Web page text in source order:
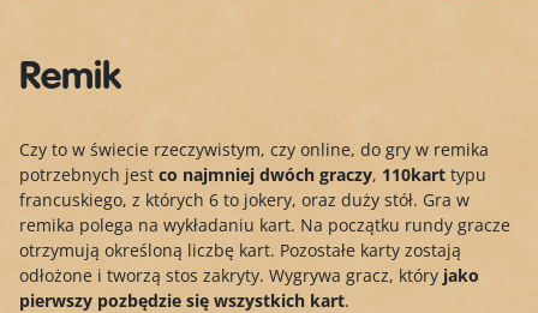
Remik
Czy to w świecie rzeczywistym, czy online, do gry w remika
potrzebnych jest co najmniej dwóch graczy, 110kart typu
francuskiego, z których 6 to jokery, oraz duży stół. Gra w
remika polega na wykładaniu kart. Na początku rundy gracze
otrzymują określoną liczbę kart. Pozostałe karty zostają
odłożone i tworzą stos zakryty. Wygrywa gracz, który jako
pierwszy pozbędzie się wszystkich kart.